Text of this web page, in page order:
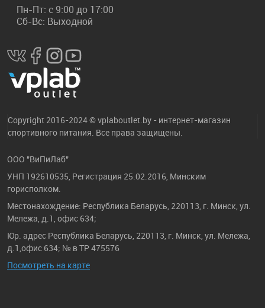
Пн-Пт: с 9:00 до 17:00
Сб-Вс: Выходной
Copyright 2016-2024 © vplaboutlet.by - интернет-магазин
спортивного питания. Все права защищены.
ООО "ВиПиЛаб"
УНП 192610535, Регистрация 25.02.2016, Минским
горисполком.
Местонахождение: Республика Беларусь, 220113, г. Минск, ул.
Мележа, д.1, офис 634;
Юр. адрес Республика Беларусь, 220113, г. Минск, ул. Мележа,
д.1,офис 634; № в ТР 475576
Посмотреть на карте